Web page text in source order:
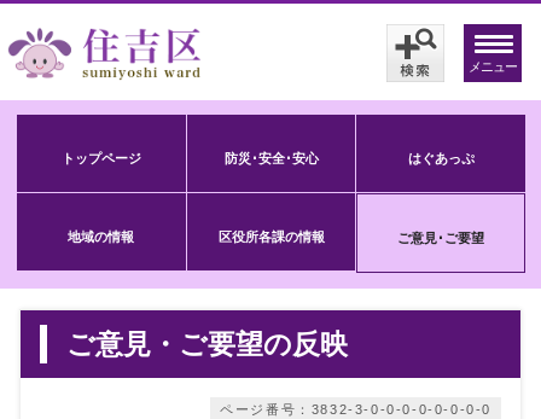
メニュー
トップページ 防災･安全･安心 はぐあっぷ
地域の情報 区役所各課の情報 ご意見･ご要望
ご意見・ご要望の反映
ページ番号：3832-3-0-0-0-0-0-0-0-0